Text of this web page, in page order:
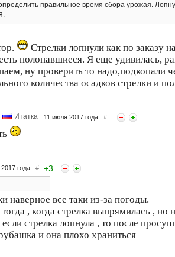
правильное время сбора урожая.
Стрелки лопнули как по заказу
полопавшиеся. Я еще удивилась,
ну проверить то надо,подкопали
количества осадков стрелки и
Итатка 11 июля 2017 года #
года # +3
наверное все таки из-за погоды.
, когда стрелка выпрямилась , но
стрелка лопнула , то после
и она плохо храниться